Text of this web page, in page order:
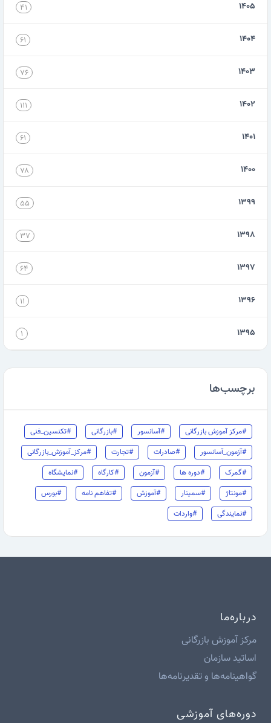
۱۴۰۵ ۴۱
۱۴۰۴ ۶۱
۱۴۰۳ ۷۶
۱۴۰۲ ۱۱۱
۱۴۰۱ ۶۱
۱۴۰۰ ۷۸
۱۳۹۹ ۵۵
۱۳۹۸ ۳۷
۱۳۹۷ ۶۴
۱۳۹۶ ۱۱
۱۳۹۵ ۱
برچسب‌ها
#مرکز آموزش بازرگانی #آسانسور #بازرگانی
#تکنسین_فنی
#آزمون_آسانسور
#صادرات #تجارت
#مرکز_آموزش_بازرگانی
#گمرک
#دوره ها #آزمون #کارگاه
#نمایشگاه
#مونتاژ
#سمینار #آموزش #تفاهم نامه
#بورس
#نمایندگی
#واردات
درباره‌ما
مرکز آموزش بازرگانی
اساتید سازمان
گواهینامه‌ها و تقدیرنامه‌ها
دوره‌های آموزشی